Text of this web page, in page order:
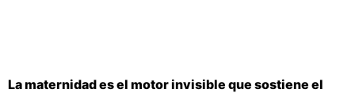
La maternidad es el motor invisible que sostiene el